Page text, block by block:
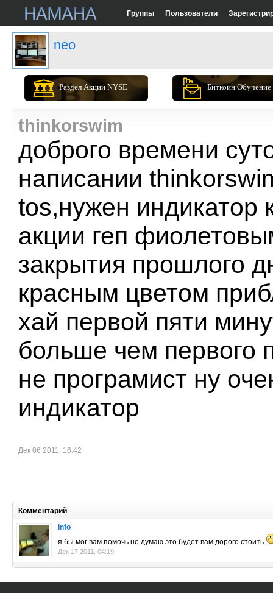
Группы Пользователи
neo
Раздел Акции NYSE Биткоин Обучение
thinkorswim
доброго времени
написании
tos,нужен индикатор
акции геп
закрытия прошлого
красным цветом
хай первой пяти
больше чем первого
не програмист ну
индикатор
Дек 06 2011, 16:42
Комментарий
info
я бы мог вам помочь но думаю это будет вам дорого стоить
Дек 17 2011, 04:19